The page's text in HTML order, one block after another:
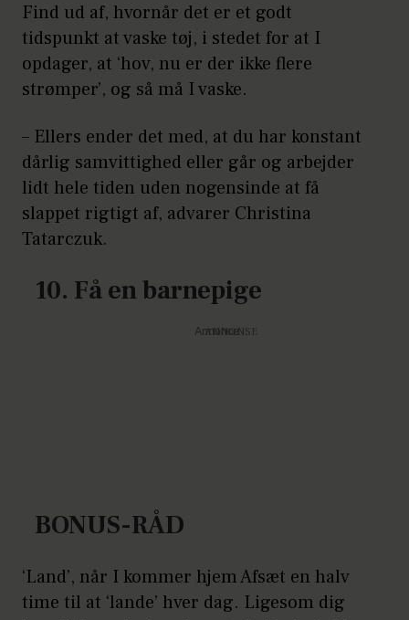
Find ud af, hvornår det er et godt
tidspunkt at vaske tøj, i stedet for at I
opdager, at ‘hov, nu er der ikke flere
strømper’, og så må I vaske.
– Ellers ender det med, at du har konstant
dårlig samvittighed eller går og arbejder
lidt hele tiden uden nogensinde at få
slappet rigtigt af, advarer Christina
Tatarczuk.
10. Få en barnepige
Annonce
BONUS-RÅD
‘Land’, når I kommer hjem Afsæt en halv
time til at ‘lande’ hver dag. Ligesom dig